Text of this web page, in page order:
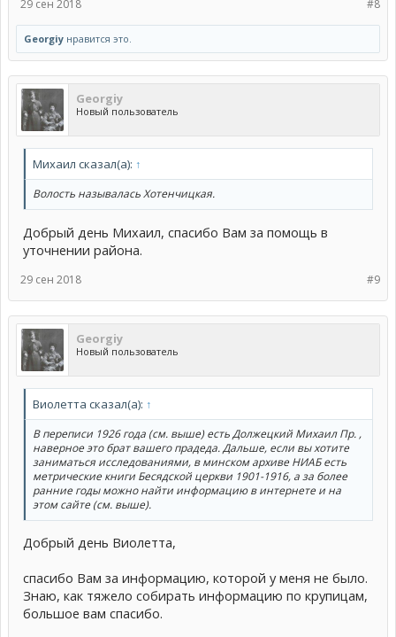
#8
29 сен 2018
Georgiy нравится это.
Georgiy
Новый пользователь
Михаил сказал(а): ↑
Волость называлась Хотенчицкая.
Добрый день Михаил, спасибо Вам за помощь в
уточнении района.
#9
29 сен 2018
Georgiy
Новый пользователь
Виолетта сказал(а): ↑
В переписи 1926 года (см. выше) есть Должецкий Михаил Пр. ,
наверное это брат вашего прадеда. Дальше, если вы хотите
заниматься исследованиями, в минском архиве НИАБ есть
метрические книги Бесядской церкви 1901-1916, а за более
ранние годы можно найти информацию в интернете и на
этом сайте (см. выше).
Добрый день Виолетта,
спасибо Вам за информацию, которой у меня не было.
Знаю, как тяжело собирать информацию по крупицам,
большое вам спасибо.